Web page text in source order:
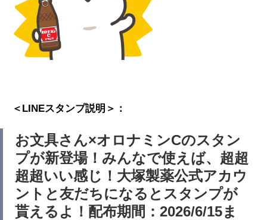
＜LINEスタンプ説明＞：
お文具さん×オロナミンCのスタン
プが新登場！みんなで使えば、超超
超超いい感じ！大塚製薬公式アカウ
ントと友だちになるとスタンプが
貰えるよ！配布期間：2026/6/15ま